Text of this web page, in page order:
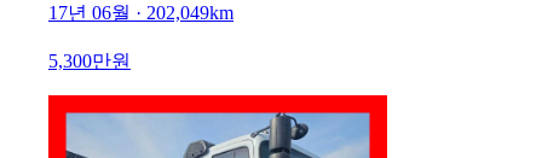
17년 06월 · 202,049km
5,300만원